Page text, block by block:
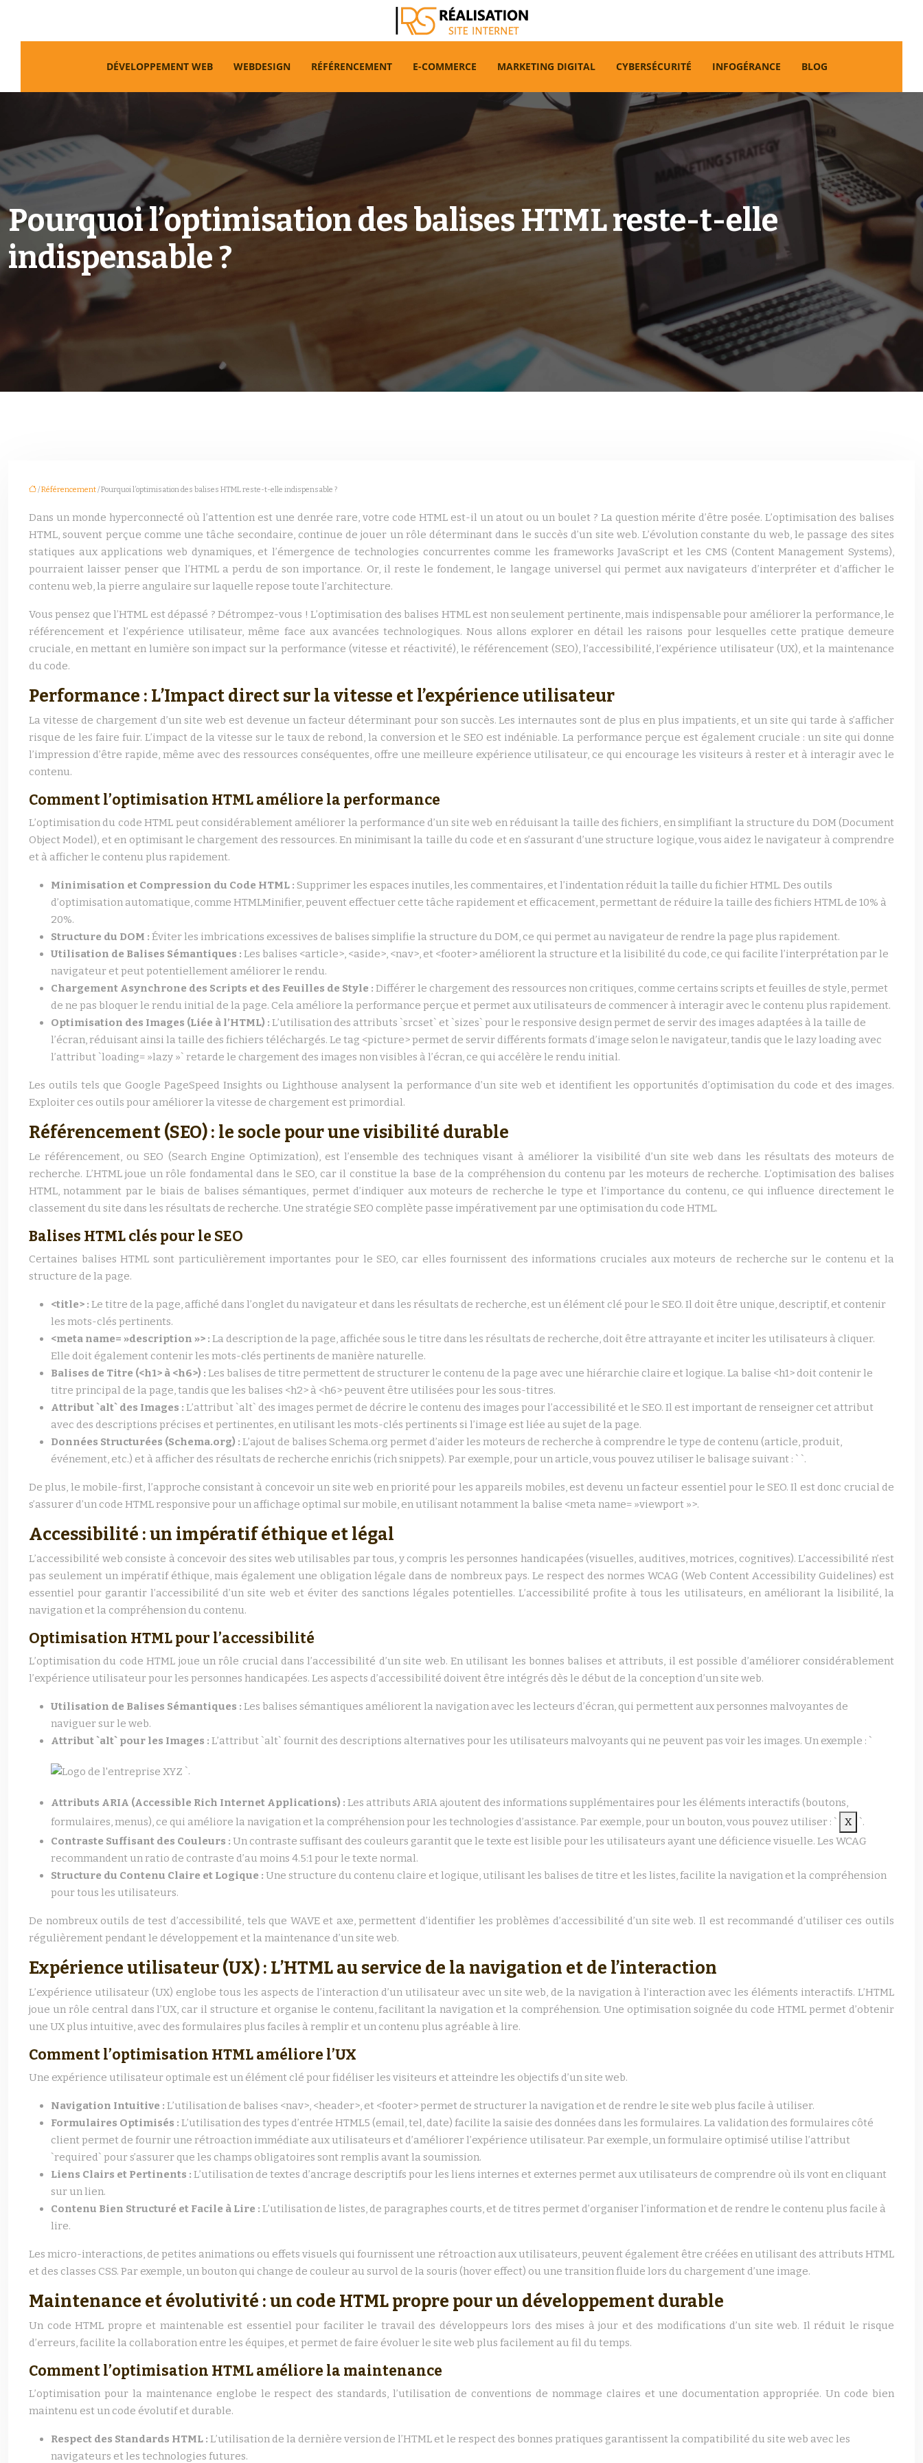
DÉVELOPPEMENT WEB WEBDESIGN RÉFÉRENCEMENT E-COMMERCE MARKETING DIGITAL CYBERSÉCURITÉ INFOGÉRANCE BLOG
Pourquoi l’optimisation des balises HTML reste-t-elle
indispensable ?
/Référencement/ Pourquoi l’optimisation des balises HTML reste-t-elle indispensable ?
Dans un monde hyperconnecté où l’attention est une denrée rare, votre code HTML est-il un atout ou un boulet ? La question mérite d’être posée. L’optimisation des balises
HTML, souvent perçue comme une tâche secondaire, continue de jouer un rôle déterminant dans le succès d’un site web. L’évolution constante du web, le passage des sites
statiques aux applications web dynamiques, et l’émergence de technologies concurrentes comme les frameworks JavaScript et les CMS (Content Management Systems),
pourraient laisser penser que l’HTML a perdu de son importance. Or, il reste le fondement, le langage universel qui permet aux navigateurs d’interpréter et d’afficher le
contenu web, la pierre angulaire sur laquelle repose toute l’architecture.
Vous pensez que l’HTML est dépassé ? Détrompez-vous ! L’optimisation des balises HTML est non seulement pertinente, mais indispensable pour améliorer la performance, le
référencement et l’expérience utilisateur, même face aux avancées technologiques. Nous allons explorer en détail les raisons pour lesquelles cette pratique demeure
cruciale, en mettant en lumière son impact sur la performance (vitesse et réactivité), le référencement (SEO), l’accessibilité, l’expérience utilisateur (UX), et la maintenance
du code.
Performance : L’Impact direct sur la vitesse et l’expérience utilisateur
La vitesse de chargement d’un site web est devenue un facteur déterminant pour son succès. Les internautes sont de plus en plus impatients, et un site qui tarde à s’afficher
risque de les faire fuir. L’impact de la vitesse sur le taux de rebond, la conversion et le SEO est indéniable. La performance perçue est également cruciale : un site qui donne
l’impression d’être rapide, même avec des ressources conséquentes, offre une meilleure expérience utilisateur, ce qui encourage les visiteurs à rester et à interagir avec le
contenu.
Comment l’optimisation HTML améliore la performance
L’optimisation du code HTML peut considérablement améliorer la performance d’un site web en réduisant la taille des fichiers, en simplifiant la structure du DOM (Document
Object Model), et en optimisant le chargement des ressources. En minimisant la taille du code et en s’assurant d’une structure logique, vous aidez le navigateur à comprendre
et à afficher le contenu plus rapidement.
Minimisation et Compression du Code HTML : Supprimer les espaces inutiles, les commentaires, et l’indentation réduit la taille du fichier HTML. Des outils
d’optimisation automatique, comme HTMLMinifier, peuvent effectuer cette tâche rapidement et efficacement, permettant de réduire la taille des fichiers HTML de 10% à
20%.
Structure du DOM : Éviter les imbrications excessives de balises simplifie la structure du DOM, ce qui permet au navigateur de rendre la page plus rapidement.
Utilisation de Balises Sémantiques : Les balises <article>, <aside>, <nav>, et <footer> améliorent la structure et la lisibilité du code, ce qui facilite l’interprétation par le
navigateur et peut potentiellement améliorer le rendu.
Chargement Asynchrone des Scripts et des Feuilles de Style : Différer le chargement des ressources non critiques, comme certains scripts et feuilles de style, permet
de ne pas bloquer le rendu initial de la page. Cela améliore la performance perçue et permet aux utilisateurs de commencer à interagir avec le contenu plus rapidement.
Optimisation des Images (Liée à l’HTML) : L’utilisation des attributs `srcset` et `sizes` pour le responsive design permet de servir des images adaptées à la taille de
l’écran, réduisant ainsi la taille des fichiers téléchargés. Le tag <picture> permet de servir différents formats d’image selon le navigateur, tandis que le lazy loading avec
l’attribut `loading= »lazy »` retarde le chargement des images non visibles à l’écran, ce qui accélère le rendu initial.
Les outils tels que Google PageSpeed Insights ou Lighthouse analysent la performance d’un site web et identifient les opportunités d’optimisation du code et des images.
Exploiter ces outils pour améliorer la vitesse de chargement est primordial.
Référencement (SEO) : le socle pour une visibilité durable
Le référencement, ou SEO (Search Engine Optimization), est l’ensemble des techniques visant à améliorer la visibilité d’un site web dans les résultats des moteurs de
recherche. L’HTML joue un rôle fondamental dans le SEO, car il constitue la base de la compréhension du contenu par les moteurs de recherche. L’optimisation des balises
HTML, notamment par le biais de balises sémantiques, permet d’indiquer aux moteurs de recherche le type et l’importance du contenu, ce qui influence directement le
classement du site dans les résultats de recherche. Une stratégie SEO complète passe impérativement par une optimisation du code HTML.
Balises HTML clés pour le SEO
Certaines balises HTML sont particulièrement importantes pour le SEO, car elles fournissent des informations cruciales aux moteurs de recherche sur le contenu et la
structure de la page.
<title> : Le titre de la page, affiché dans l’onglet du navigateur et dans les résultats de recherche, est un élément clé pour le SEO. Il doit être unique, descriptif, et contenir
les mots-clés pertinents.
<meta name= »description »> : La description de la page, affichée sous le titre dans les résultats de recherche, doit être attrayante et inciter les utilisateurs à cliquer.
Elle doit également contenir les mots-clés pertinents de manière naturelle.
Balises de Titre (<h1> à <h6>) : Les balises de titre permettent de structurer le contenu de la page avec une hiérarchie claire et logique. La balise <h1> doit contenir le
titre principal de la page, tandis que les balises <h2> à <h6> peuvent être utilisées pour les sous-titres.
Attribut `alt` des Images : L’attribut `alt` des images permet de décrire le contenu des images pour l’accessibilité et le SEO. Il est important de renseigner cet attribut
avec des descriptions précises et pertinentes, en utilisant les mots-clés pertinents si l’image est liée au sujet de la page.
Données Structurées (Schema.org) : L’ajout de balises Schema.org permet d’aider les moteurs de recherche à comprendre le type de contenu (article, produit,
événement, etc.) et à afficher des résultats de recherche enrichis (rich snippets). Par exemple, pour un article, vous pouvez utiliser le balisage suivant : ` `.
De plus, le mobile-first, l’approche consistant à concevoir un site web en priorité pour les appareils mobiles, est devenu un facteur essentiel pour le SEO. Il est donc crucial de
s’assurer d’un code HTML responsive pour un affichage optimal sur mobile, en utilisant notamment la balise <meta name= »viewport »>.
Accessibilité : un impératif éthique et légal
L’accessibilité web consiste à concevoir des sites web utilisables par tous, y compris les personnes handicapées (visuelles, auditives, motrices, cognitives). L’accessibilité n’est
pas seulement un impératif éthique, mais également une obligation légale dans de nombreux pays. Le respect des normes WCAG (Web Content Accessibility Guidelines) est
essentiel pour garantir l’accessibilité d’un site web et éviter des sanctions légales potentielles. L’accessibilité profite à tous les utilisateurs, en améliorant la lisibilité, la
navigation et la compréhension du contenu.
Optimisation HTML pour l’accessibilité
L’optimisation du code HTML joue un rôle crucial dans l’accessibilité d’un site web. En utilisant les bonnes balises et attributs, il est possible d’améliorer considérablement
l’expérience utilisateur pour les personnes handicapées. Les aspects d’accessibilité doivent être intégrés dès le début de la conception d’un site web.
Utilisation de Balises Sémantiques : Les balises sémantiques améliorent la navigation avec les lecteurs d’écran, qui permettent aux personnes malvoyantes de
naviguer sur le web.
Attribut `alt` pour les Images : L’attribut `alt` fournit des descriptions alternatives pour les utilisateurs malvoyants qui ne peuvent pas voir les images. Un exemple : `
`.
Attributs ARIA (Accessible Rich Internet Applications) : Les attributs ARIA ajoutent des informations supplémentaires pour les éléments interactifs (boutons,
formulaires, menus), ce qui améliore la navigation et la compréhension pour les technologies d’assistance. Par exemple, pour un bouton, vous pouvez utiliser : `
X
`.
Contraste Suffisant des Couleurs : Un contraste suffisant des couleurs garantit que le texte est lisible pour les utilisateurs ayant une déficience visuelle. Les WCAG
recommandent un ratio de contraste d’au moins 4.5:1 pour le texte normal.
Structure du Contenu Claire et Logique : Une structure du contenu claire et logique, utilisant les balises de titre et les listes, facilite la navigation et la compréhension
pour tous les utilisateurs.
De nombreux outils de test d’accessibilité, tels que WAVE et axe, permettent d’identifier les problèmes d’accessibilité d’un site web. Il est recommandé d’utiliser ces outils
régulièrement pendant le développement et la maintenance d’un site web.
Expérience utilisateur (UX) : L’HTML au service de la navigation et de l’interaction
L’expérience utilisateur (UX) englobe tous les aspects de l’interaction d’un utilisateur avec un site web, de la navigation à l’interaction avec les éléments interactifs. L’HTML
joue un rôle central dans l’UX, car il structure et organise le contenu, facilitant la navigation et la compréhension. Une optimisation soignée du code HTML permet d’obtenir
une UX plus intuitive, avec des formulaires plus faciles à remplir et un contenu plus agréable à lire.
Comment l’optimisation HTML améliore l’UX
Une expérience utilisateur optimale est un élément clé pour fidéliser les visiteurs et atteindre les objectifs d’un site web.
Navigation Intuitive : L’utilisation de balises <nav>, <header>, et <footer> permet de structurer la navigation et de rendre le site web plus facile à utiliser.
Formulaires Optimisés : L’utilisation des types d’entrée HTML5 (email, tel, date) facilite la saisie des données dans les formulaires. La validation des formulaires côté
client permet de fournir une rétroaction immédiate aux utilisateurs et d’améliorer l’expérience utilisateur. Par exemple, un formulaire optimisé utilise l’attribut
`required` pour s’assurer que les champs obligatoires sont remplis avant la soumission.
Liens Clairs et Pertinents : L’utilisation de textes d’ancrage descriptifs pour les liens internes et externes permet aux utilisateurs de comprendre où ils vont en cliquant
sur un lien.
Contenu Bien Structuré et Facile à Lire : L’utilisation de listes, de paragraphes courts, et de titres permet d’organiser l’information et de rendre le contenu plus facile à
lire.
Les micro-interactions, de petites animations ou effets visuels qui fournissent une rétroaction aux utilisateurs, peuvent également être créées en utilisant des attributs HTML
et des classes CSS. Par exemple, un bouton qui change de couleur au survol de la souris (hover effect) ou une transition fluide lors du chargement d’une image.
Maintenance et évolutivité : un code HTML propre pour un développement durable
Un code HTML propre et maintenable est essentiel pour faciliter le travail des développeurs lors des mises à jour et des modifications d’un site web. Il réduit le risque
d’erreurs, facilite la collaboration entre les équipes, et permet de faire évoluer le site web plus facilement au fil du temps.
Comment l’optimisation HTML améliore la maintenance
L’optimisation pour la maintenance englobe le respect des standards, l’utilisation de conventions de nommage claires et une documentation appropriée. Un code bien
maintenu est un code évolutif et durable.
Respect des Standards HTML : L’utilisation de la dernière version de l’HTML et le respect des bonnes pratiques garantissent la compatibilité du site web avec les
navigateurs et les technologies futures.